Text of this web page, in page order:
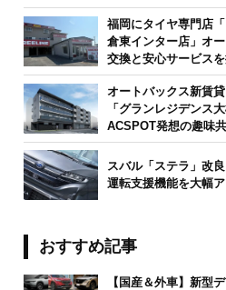
版】
福岡にタイヤ専門店
倉東インター店」オ
交換と安心サービス
オートバックス新賃
「グランレジデンス
ACSPOT発想の趣味
ス
スバル「ステラ」改
運転支援機能を大幅
おすすめ記事
【国産＆外車】新型